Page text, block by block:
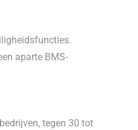
aparte BMS-
tegen 30 tot